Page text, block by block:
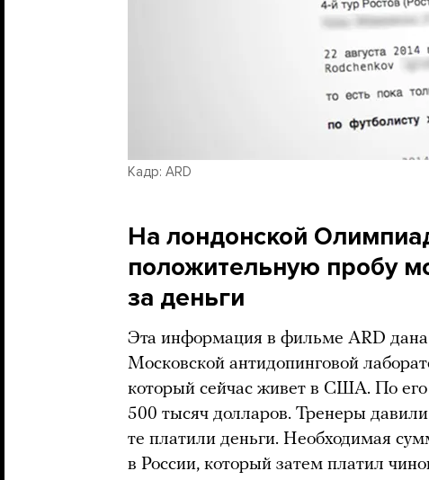
Кадр: ARD
На лондонской
положительную пробу
за деньги
Эта информация в фильме ARD дана
Московской антидопинговой
который сейчас живет в США. По его
500 тысяч долларов. Тренеры
те платили деньги. Необходимая
в России, который затем платил